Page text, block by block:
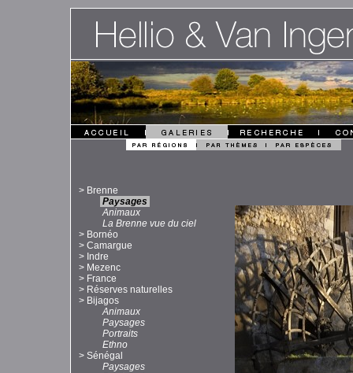
> Brenne
Paysages
Animaux
La Brenne vue du ciel
> Bornéo
> Camargue
> Indre
> Mezenc
> France
> Réserves naturelles
> Bijagos
Animaux
Paysages
Portraits
Ethno
> Sénégal
Paysages